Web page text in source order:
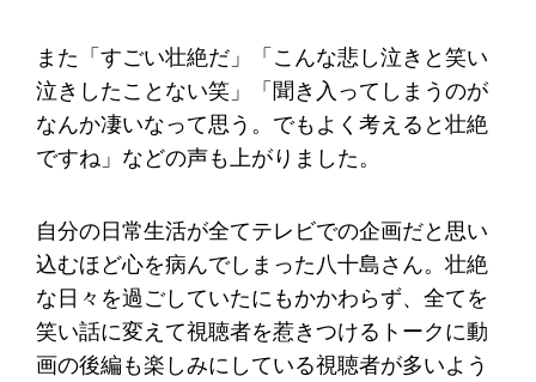
また「すごい壮絶だ」「こんな悲し泣きと笑い
泣きしたことない笑」「聞き入ってしまうのが
なんか凄いなって思う。でもよく考えると壮絶
ですね」などの声も上がりました。
自分の日常生活が全てテレビでの企画だと思い
込むほど心を病んでしまった八十島さん。壮絶
な日々を過ごしていたにもかかわらず、全てを
笑い話に変えて視聴者を惹きつけるトークに動
画の後編も楽しみにしている視聴者が多いよう